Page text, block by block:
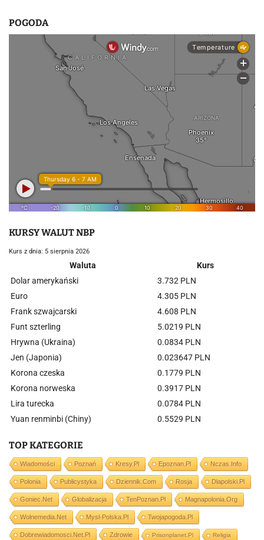
POGODA
KURSY WALUT NBP
Kurs z dnia: 5 sierpnia 2026
Waluta
Kurs
Dolar amerykański
3.732 PLN
Euro
4.305 PLN
Frank szwajcarski
4.608 PLN
Funt szterling
5.0219 PLN
Hrywna (Ukraina)
0.0834 PLN
Jen (Japonia)
0.023647 PLN
Korona czeska
0.1779 PLN
Korona norweska
0.3917 PLN
Lira turecka
0.0784 PLN
Yuan renminbi (Chiny)
0.5529 PLN
TOP KATEGORIE
Wiadomości Poznań Kresy.pl Epoznan.pl Nczas.info
Polonia Publicystyka Dziennik.com Rosja Dlapolski.pl
Goniec.net Globalizacja TenPoznan.pl Magnapolonia.org
Wolnemedia.net Mysl-Polska.pl Twojapogoda.pl
Dobrewiadomosci.net.pl Zdrowie Prisonplanet.pl Religia